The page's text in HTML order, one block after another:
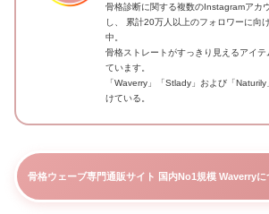
骨格診断に関する複数のInstagramアカ
し、 累計20万人以上のフォロワーに向
中。
骨格ストレートがすっきり見えるアイテ
ています。
「Waverry」「Stlady」および「
けている。
骨格ウェーブ専門通販サイト 国内No1規模 Waverryに